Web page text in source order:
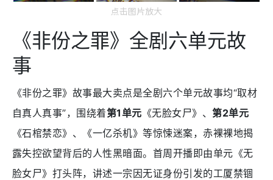
点击图片放大
《非份之罪》全剧六单元故
事
《非份之罪》故事最大卖点是全剧六个单元故事均“取材
自真人真事”，围绕着第1单元 《无脸女尸》、第2单元
《石棺禁恋》、《一亿杀机》等惊悚迷案，赤裸裸地揭
露失控欲望背后的人性黑暗面。首周开播即由单元《无
脸女尸》打头阵，讲述一宗因无证身份引发的工厦禁锢